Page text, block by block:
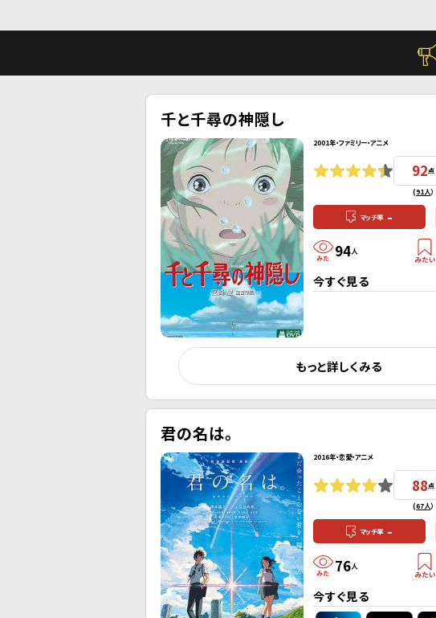
千と千尋の神隠し
2001年・ファミリー・アニメ
92点
(91人）
マッチ率 -
94人
今すぐ見る
もっと詳しくみる
君の名は。
2016年・恋愛・アニメ
88点
(67人）
マッチ率 -
76人
今すぐ見る